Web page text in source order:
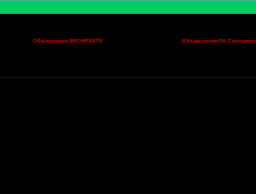
Объявления ВКОНТАКТЕ Объявления ОК Солнцево